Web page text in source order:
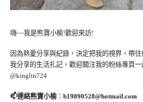
嗨~~我是熊寶小榆!歡迎來訪!
因為熱愛分享與紀錄，決定把我的視界，帶
我分享的生活扎記，歡迎關注我的粉絲專頁一
@kinglin724
📫連絡熊寶小榆： b19890528@hotmail.com